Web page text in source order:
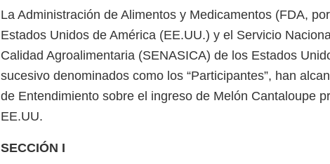
La Administración de Alimentos y Medicamentos (FDA,
Estados Unidos de América (EE.UU.) y el Servicio
Calidad Agroalimentaria (SENASICA) de los Estados
sucesivo denominados como los “Participantes”, han
de Entendimiento sobre el ingreso de Melón Cantaloupe
EE.UU.
SECCIÓN I